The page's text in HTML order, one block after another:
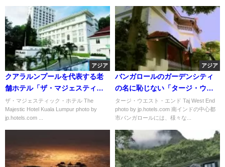
アジア
クアラルンプールを代表する老
舗ホテル「ザ・マジェスティッ
ク・ホテル」
ザ・マジェスティック・ホテル The
Majestic Hotel Kuala Lumpur photo by
jp.hotels.com ...
アジア
バンガロールのガーデンシティ
の名に恥じない「タージ・ウエ
スト・エンド」
タージ・ウエスト・エンド Taj West End
photo by jp.hotels.com 南インドの中心都
市バンガロールには、様々な...